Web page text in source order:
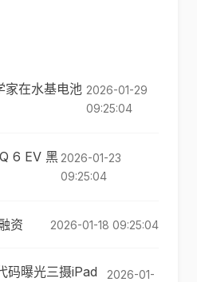
家在水基电池 2026-01-29
09:25:04
6 EV 黑 2026-01-23
09:25:04
资 2026-01-18 09:25:04
码曝光三摄iPad
2026-01-